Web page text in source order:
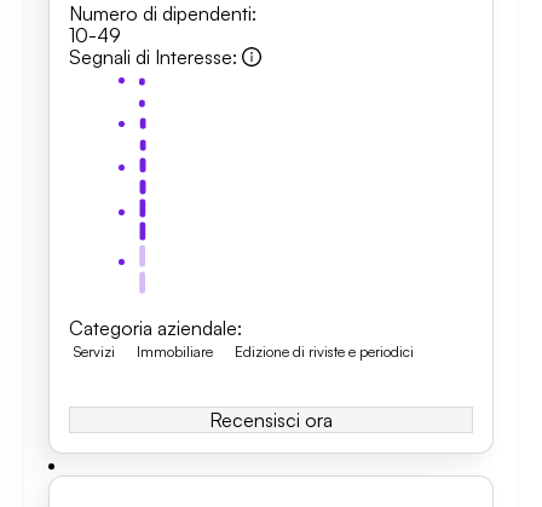
Numero di dipendenti:
10-49
Segnali di Interesse:
Categoria aziendale:
Servizi Immobiliare Edizione di riviste e periodici
Recensisci ora